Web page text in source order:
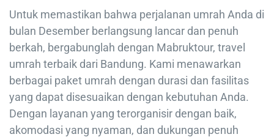
Untuk memastikan bahwa perjalanan umrah Anda di
bulan Desember berlangsung lancar dan penuh
berkah, bergabunglah dengan Mabruktour, travel
umrah terbaik dari Bandung. Kami menawarkan
berbagai paket umrah dengan durasi dan fasilitas
yang dapat disesuaikan dengan kebutuhan Anda.
Dengan layanan yang terorganisir dengan baik,
akomodasi yang nyaman, dan dukungan penuh